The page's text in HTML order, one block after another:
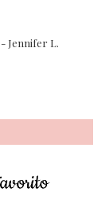
Jennifer L.